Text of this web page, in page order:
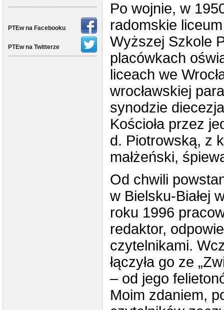
PTEw na Facebooku
PTEw na Twitterze
Po wojnie, w
radomskie
Wyższej Szkole
placówkach
liceach we
wrocławskiej
synodzie
Kościoła przez
d. Piotrowską, z
małżeński,
Od chwili
w Bielsku-Białej
roku 1996
redaktor,
czytelnikami.
łączyła go ze
– od jego
Moim zdaniem,